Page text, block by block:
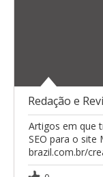
Redação e
Artigos em que
SEO para o site
brazil.com.br/